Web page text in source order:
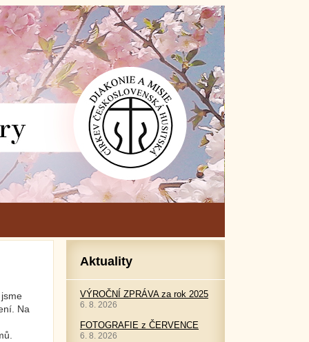
Na
Aktuality
VÝROČNÍ ZPRÁVA za rok 2025
6. 8. 2026
FOTOGRAFIE z ČERVENCE
6. 8. 2026